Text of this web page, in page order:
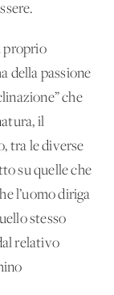
proprio
della passione
che
il
tra le diverse
su quelle che
l’uomo diriga
stesso
relativo